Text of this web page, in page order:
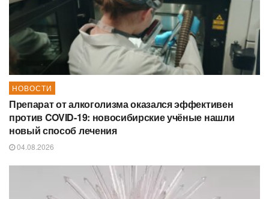
НОВОСТИ
Препарат от алкоголизма оказался эффективен
против COVID-19: новосибирские учёные нашли
новый способ лечения
04.08.2026